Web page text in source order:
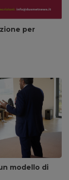
per
modello di